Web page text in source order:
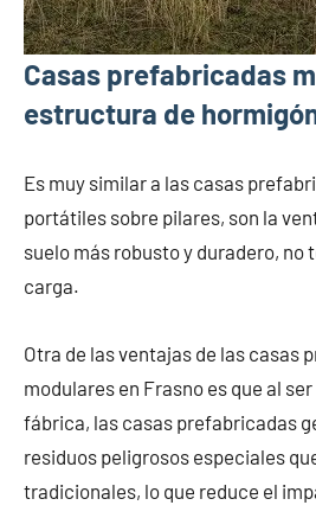
Casas prefabricadas
estructura de
Es muy similar a las casas
portátiles sobre pilares, son la
suelo más robusto y duradero, no
carga.
Otra de las ventajas de las casas
modulares en Frasno es que al
fábrica, las casas prefabricadas
residuos peligrosos especiales
tradicionales, lo que reduce el